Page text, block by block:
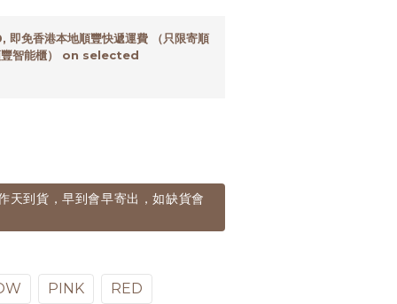
免香港本地順豐快遞運費 （只限寄順
豐智能櫃） on selected
天到貨，早到會早寄出，如缺貨會
PINK RED